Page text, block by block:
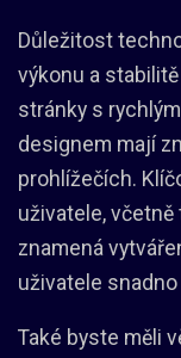
Důležitost
výkonu a
stránky s
designem mají
prohlížečích.
uživatele,
znamená
uživatele
Také byste měli